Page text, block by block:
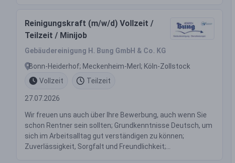
Reinigungskraft (m/w/d) Vollzeit /
Teilzeit / Minijob
Gebäudereinigung H. Bung GmbH & Co. KG
Bonn-Heiderhof; Meckenheim-Merl; Köln-Zollstock
Vollzeit
Teilzeit
27.07.2026
Wir freuen uns auch über Ihre Bewerbung, auch wenn Sie
schon Rentner sein sollten; Grundkenntnisse Deutsch, um
sich im Arbeitsalltag gut verständigen zu können;
Zuverlässigkeit, Sorgfalt und Freundlichkeit;...